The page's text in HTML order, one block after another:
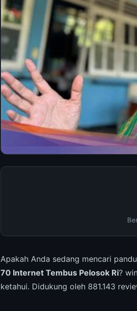
Apakah Anda sedang mencari
70 Internet Tembus Pelosok Ri?
ketahui. Didukung oleh 881.143